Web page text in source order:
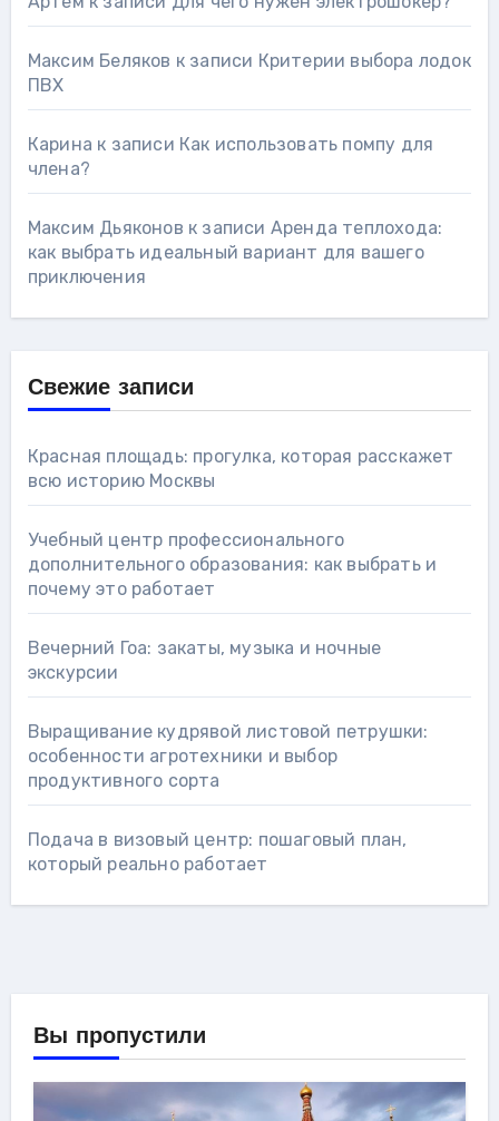
Максим Беляков к записи Критерии выбора лодок
ПВХ
Карина к записи Как использовать помпу для
члена?
Максим Дьяконов к записи Аренда теплохода:
как выбрать идеальный вариант для вашего
приключения
Свежие записи
Красная площадь: прогулка, которая расскажет
всю историю Москвы
Учебный центр профессионального
дополнительного образования: как выбрать и
почему это работает
Вечерний Гоа: закаты, музыка и ночные
экскурсии
Выращивание кудрявой листовой петрушки:
особенности агротехники и выбор
продуктивного сорта
Подача в визовый центр: пошаговый план,
который реально работает
Вы пропустили